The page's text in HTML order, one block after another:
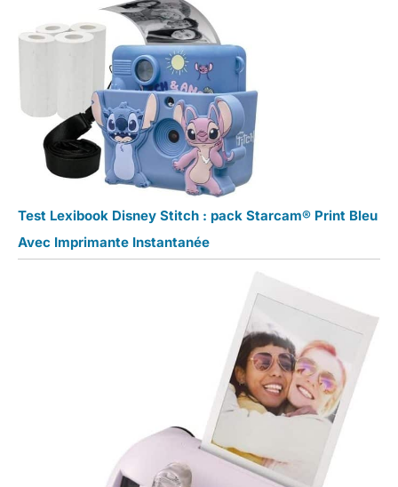
Test Lexibook Disney Stitch : pack Starcam® Print Bleu
Avec Imprimante Instantanée